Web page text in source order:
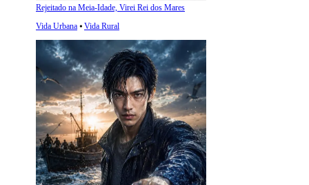
Rejeitado na Meia-Idade, Virei Rei dos Mares
Vida Urbana ⦁ Vida Rural